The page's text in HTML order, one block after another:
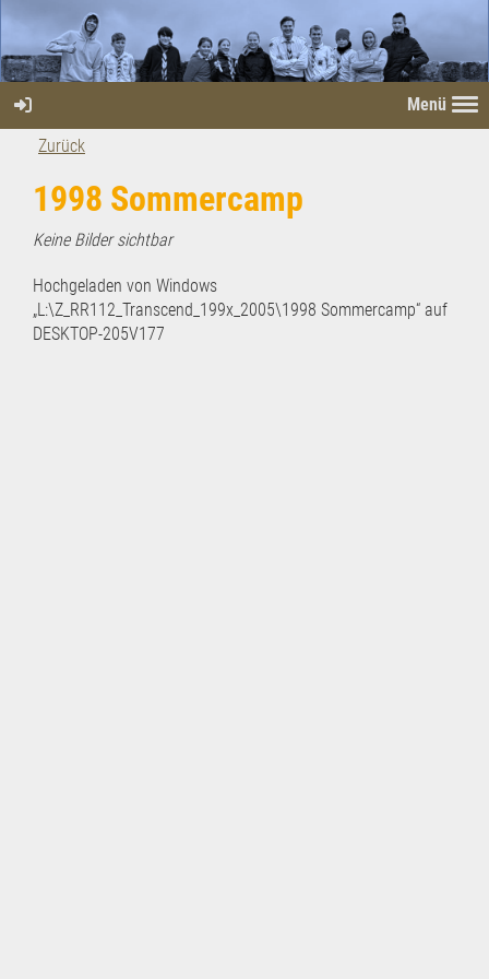
Menü
Zurück
1998 Sommercamp
Keine Bilder sichtbar
Hochgeladen von Windows
„L:\Z_RR112_Transcend_199x_2005\1998 Sommercamp“ auf
DESKTOP-205V177